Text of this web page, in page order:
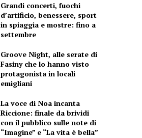
Grandi concerti, fuochi
d’artificio, benessere, sport
in spiaggia e mostre: fino a
settembre
Groove Night, alle serate di
Fasiny che lo hanno visto
protagonista in locali
emigliani
La voce di Noa incanta
Riccione: finale da brividi
con il pubblico sulle note di
“Imagine” e “La vita è bella”